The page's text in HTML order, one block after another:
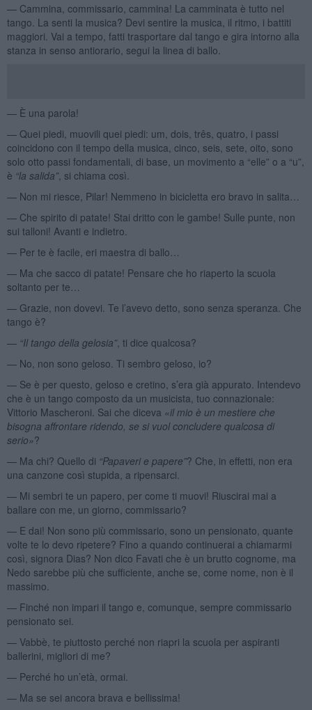
— Cammina, commissario, cammina! La camminata è tutto nel
tango. La senti la musica? Devi sentire la musica, il ritmo, i battiti
maggiori. Vai a tempo, fatti trasportare dal tango e gira intorno alla
stanza in senso antiorario, segui la linea di ballo.
— È una parola!
— Quei piedi, muovili quei piedi: um, dois, três, quatro, i passi
coincidono con il tempo della musica, cinco, seis, sete, oito, sono
solo otto passi fondamentali, di base, un movimento a “elle” o a “u”,
è “la salida”, si chiama così.
— Non mi riesce, Pilar! Nemmeno in bicicletta ero bravo in salita…
— Che spirito di patate! Stai dritto con le gambe! Sulle punte, non
sui talloni! Avanti e indietro.
— Per te è facile, eri maestra di ballo…
— Ma che sacco di patate! Pensare che ho riaperto la scuola
soltanto per te…
— Grazie, non dovevi. Te l’avevo detto, sono senza speranza. Che
tango è?
— “Il tango della gelosia”, ti dice qualcosa?
— No, non sono geloso. Ti sembro geloso, io?
— Se è per questo, geloso e cretino, s’era già appurato. Intendevo
che è un tango composto da un musicista, tuo connazionale:
Vittorio Mascheroni. Sai che diceva «il mio è un mestiere che
bisogna affrontare ridendo, se si vuol concludere qualcosa di
serio»?
— Ma chi? Quello di “Papaveri e papere”? Che, in effetti, non era
una canzone così stupida, a ripensarci.
— Mi sembri te un papero, per come ti muovi! Riuscirai mai a
ballare con me, un giorno, commissario?
— E dai! Non sono più commissario, sono un pensionato, quante
volte te lo devo ripetere? Fino a quando continuerai a chiamarmi
così, signora Dias? Non dico Favati che è un brutto cognome, ma
Nedo sarebbe più che sufficiente, anche se, come nome, non è il
massimo.
— Finché non impari il tango e, comunque, sempre commissario
pensionato sei.
— Vabbè, te piuttosto perché non riapri la scuola per aspiranti
ballerini, migliori di me?
— Perché ho un’età, ormai.
— Ma se sei ancora brava e bellissima!